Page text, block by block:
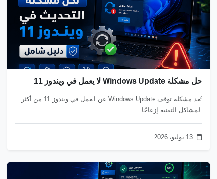
حل مشكلة Windows Update لا يعمل في ويندوز 11
تُعد مشكلة توقف Windows Update عن العمل في ويندوز 11 من أكثر
المشاكل التقنية إزعاجًا...